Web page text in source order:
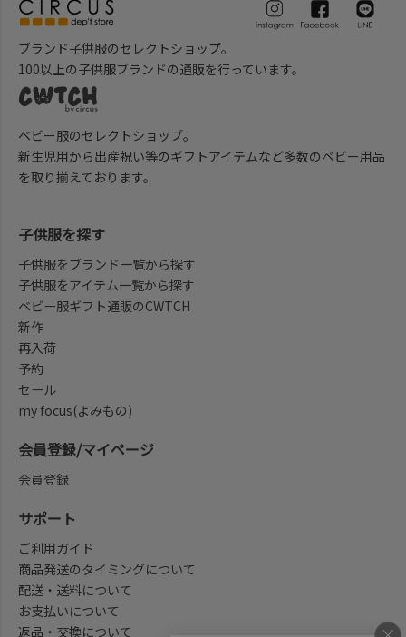
ブランド子供服のセレクトショップ。
100以上の子供服ブランドの通販を行っています。
ベビー服のセレクトショップ。
新生児用から出産祝い等のギフトアイテムなど多数のベビー用品
を取り揃えております。
子供服を探す
子供服をブランド一覧から探す
子供服をアイテム一覧から探す
ベビー服ギフト通販のCWTCH
新作
再入荷
予約
セール
my focus(よみもの)
会員登録/マイページ
会員登録
サポート
ご利用ガイド
商品発送のタイミングについて
配送・送料について
お支払いについて
返品・交換について